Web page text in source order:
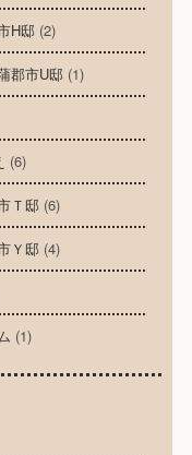
H邸(2)
郡市U邸(1)
(6)
Ｔ邸(6)
Ｙ邸(4)
(1)